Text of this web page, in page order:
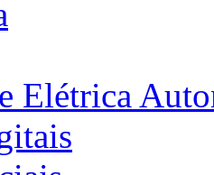
Elétrica